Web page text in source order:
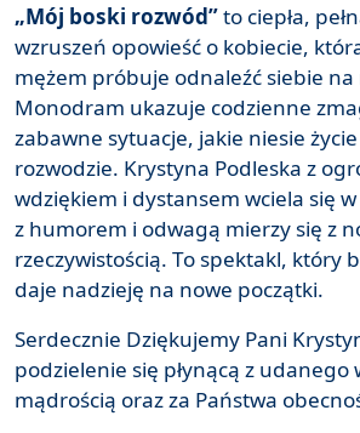
„Mój boski rozwód”to ciepła,
wzruszeń opowieść o kobiecie,
mężem próbuje odnaleźć siebie na
Monodram ukazuje codzienne
zabawne sytuacje, jakie niesie
rozwodzie. Krystyna Podleska z
wdziękiem i dystansem wciela się
z humorem i odwagą mierzy się z
rzeczywistością. To spektakl, który
daje nadzieję na nowe początki.
Serdecznie Dziękujemy Pani
podzielenie się płynącą z udanego
mądrością oraz za Państwa